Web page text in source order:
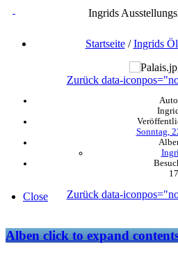
Ingrids
Startseite/Ingrids
Zurück data-
Sonntag,
Zurück data-
Close
Albenclick to expand